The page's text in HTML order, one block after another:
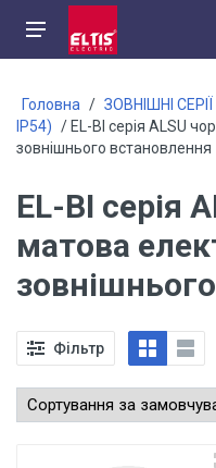
Головна / ЗОВНІШНІ
ІР54) / EL-BI серія ALSU
зовнішнього встановлення
EL-BI серія
матова
Фільтр